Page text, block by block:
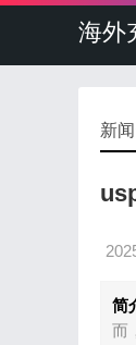
海外
新
简
而